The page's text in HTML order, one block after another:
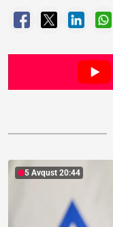
5 Avqust 20:44